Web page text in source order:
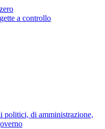
a controllo
politici, di amministrazione,